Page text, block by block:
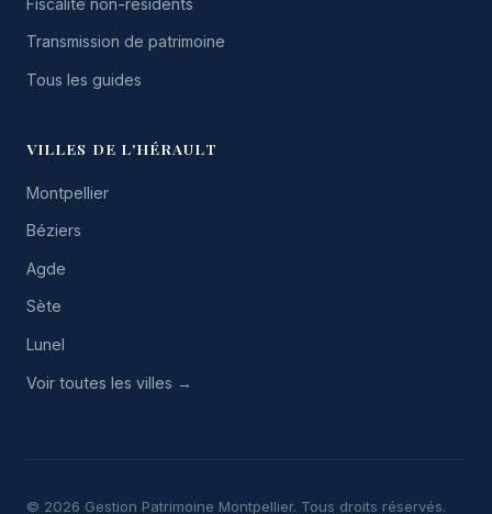
Transmission de patrimoine
Tous les guides
VILLES DE L'HÉRAULT
Montpellier
Béziers
Agde
Sète
Lunel
Voir toutes les villes →
© 2026 Gestion Patrimoine Montpellier. Tous droits réservés.